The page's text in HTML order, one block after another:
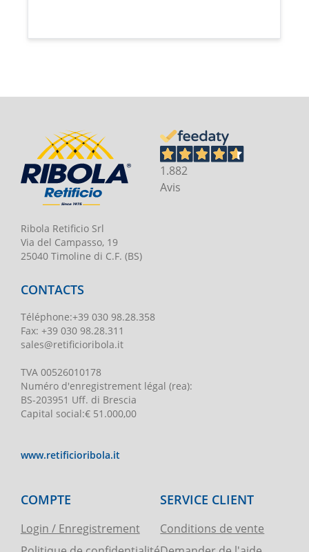
Ribola Retificio Srl
Via del Campasso, 19
25040 Timoline di C.F. (BS)
1.882
Avis
CONTACTS
Téléphone:+39 030 98.28.358
Fax: +39 030 98.28.311
sales@retificioribola.it
TVA 00526010178
Numéro d'enregistrement légal (rea):
BS-203951 Uff. di Brescia
Capital social:€ 51.000,00
www.retificioribola.it
COMPTE
Login / Enregistrement
SERVICE CLIENT
Conditions de vente